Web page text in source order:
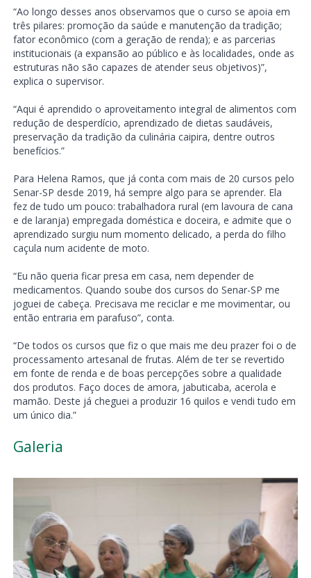
“Ao longo desses anos observamos que o curso se apoia em
três pilares: promoção da saúde e manutenção da tradição;
fator econômico (com a geração de renda); e as parcerias
institucionais (a expansão ao público e às localidades, onde as
estruturas não são capazes de atender seus objetivos)”,
explica o supervisor.
“Aqui é aprendido o aproveitamento integral de alimentos com
redução de desperdício, aprendizado de dietas saudáveis,
preservação da tradição da culinária caipira, dentre outros
benefícios.”
Para Helena Ramos, que já conta com mais de 20 cursos pelo
Senar-SP desde 2019, há sempre algo para se aprender. Ela
fez de tudo um pouco: trabalhadora rural (em lavoura de cana
e de laranja) empregada doméstica e doceira, e admite que o
aprendizado surgiu num momento delicado, a perda do filho
caçula num acidente de moto.
“Eu não queria ficar presa em casa, nem depender de
medicamentos. Quando soube dos cursos do Senar-SP me
joguei de cabeça. Precisava me reciclar e me movimentar, ou
então entraria em parafuso”, conta.
“De todos os cursos que fiz o que mais me deu prazer foi o de
processamento artesanal de frutas. Além de ter se revertido
em fonte de renda e de boas percepções sobre a qualidade
dos produtos. Faço doces de amora, jabuticaba, acerola e
mamão. Deste já cheguei a produzir 16 quilos e vendi tudo em
um único dia.”
Galeria